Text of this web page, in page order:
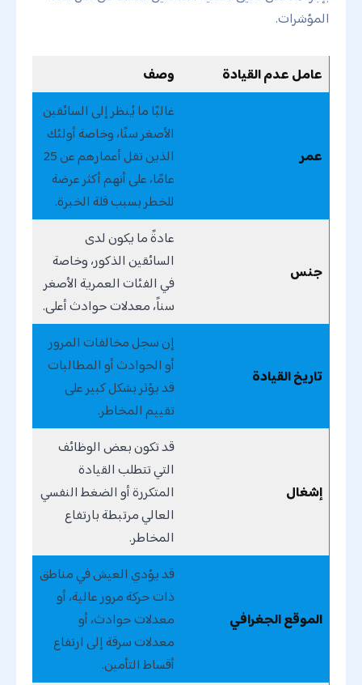
المؤشرات.
عامل عدم القيادة وصف
عمر
غالبًا ما يُنظر إلى السائقين
الأصغر سنًا، وخاصة أولئك
الذين تقل أعمارهم عن 25
عامًا، على أنهم أكثر عرضة
للخطر بسبب قلة الخبرة.
جنس
عادةً ما يكون لدى
السائقين الذكور، وخاصة
في الفئات العمرية الأصغر
سناً، معدلات حوادث أعلى.
تاريخ القيادة
إن سجل مخالفات المرور
أو الحوادث أو المطالبات
قد يؤثر بشكل كبير على
تقييم المخاطر.
إشغال
قد تكون بعض الوظائف
التي تتطلب القيادة
المتكررة أو الضغط النفسي
العالي مرتبطة بارتفاع
المخاطر.
الموقع الجغرافي
قد يؤدي العيش في مناطق
ذات حركة مرور عالية، أو
معدلات حوادث، أو
معدلات سرقة إلى ارتفاع
أقساط التأمين.